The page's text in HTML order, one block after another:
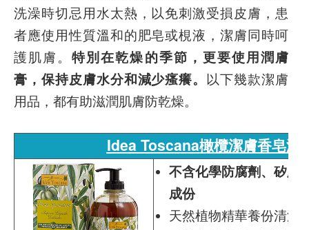
洗澡時切忌用水太熱，以免刺激受損皮膚，患
者應使用性質溫和的肥皂或梘液，潔膚同時呵
護肌膚。特別在乾燥的季節，更要使用潤膚
膏，保持皮膚水分和減少瘙癢。 以下幾款潔膚
用品，都有助滋潤肌膚防乾燥。
Idea Toscana橄欖潔膚香皂液
不含化學防腐劑、矽膠
成份
天然植物精華養份清潔